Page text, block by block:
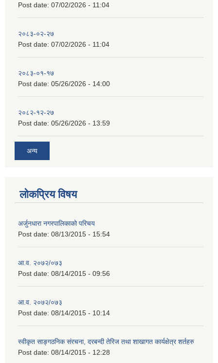
Post date: 07/02/2026 - 11:04
२०८३-०२-२७
Post date: 07/02/2026 - 11:04
२०८३-०१-१७
Post date: 05/26/2026 - 14:00
२०८२-१२-२७
Post date: 05/26/2026 - 13:59
अन्य
लोकप्रिय विषय
अर्जुनधारा नगरपालिकाको परिचय
Post date: 08/13/2015 - 15:54
आ.व. २०७२/०७३
Post date: 08/14/2015 - 09:56
आ.व. २०७२/०७३
Post date: 08/14/2015 - 10:14
स्वीकृत साङ्गठनिक संरचना, दरबन्दी तेरिज तथा शाखागत कार्यक्षेत्र शर्तहरु
Post date: 08/14/2015 - 12:28